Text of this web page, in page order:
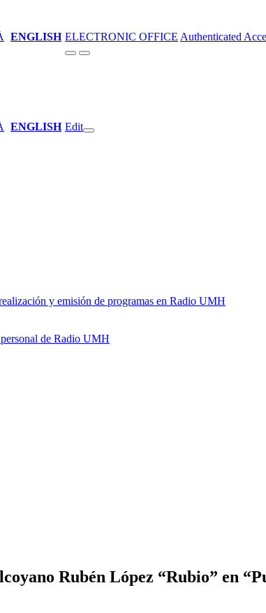
ENGLISH ELECTRONIC OFFICE Authenticated
ENGLISH Edit
y emisión de programas en Radio UMH
de Radio UMH
Rubén López “Rubio” en